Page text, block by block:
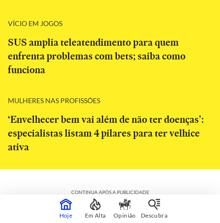
VÍCIO EM JOGOS
SUS amplia teleatendimento para quem
enfrenta problemas com bets; saiba como
funciona
MULHERES NAS PROFISSÕES
‘Envelhecer bem vai além de não ter doenças’:
especialistas listam 4 pilares para ter velhice
ativa
CONTINUA APÓS A PUBLICIDADE
Hoje Em Alta Opinião Descubra